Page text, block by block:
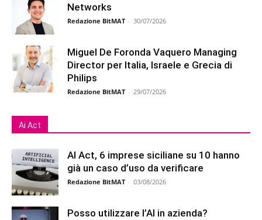
Networks
Redazione BitMAT - 30/07/2026
Miguel De Foronda Vaquero Managing
Director per Italia, Israele e Grecia di
Philips
Redazione BitMAT - 29/07/2026
Ai Act
AI Act, 6 imprese siciliane su 10 hanno
già un caso d’uso da verificare
Redazione BitMAT - 03/08/2026
Posso utilizzare l’AI in azienda?